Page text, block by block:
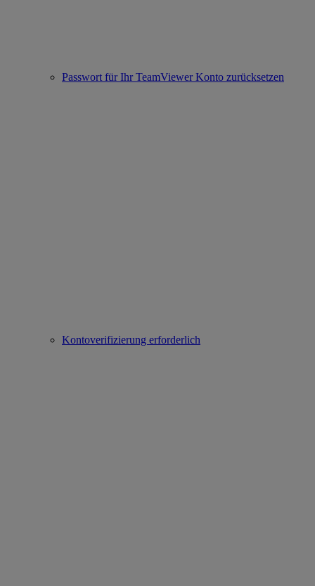
Passwort für Ihr TeamViewer Konto zurücksetzen
Kontoverifizierung erforderlich